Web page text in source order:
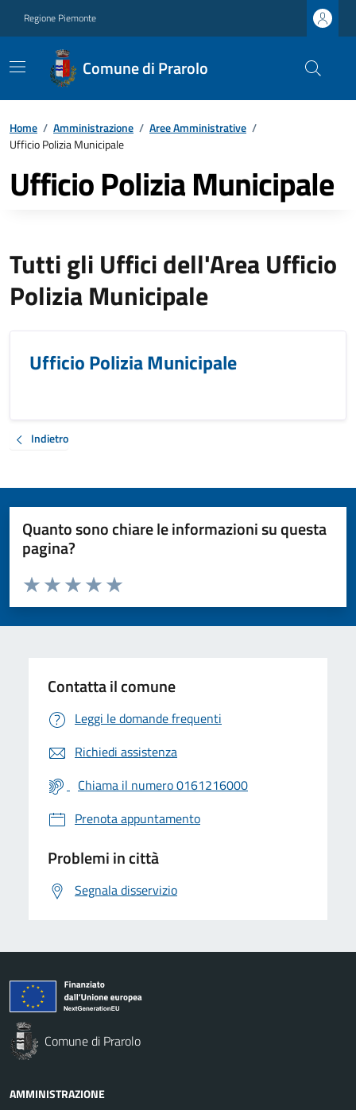
Regione Piemonte
Comune di Prarolo
Home / Amministrazione / Aree Amministrative /
Ufficio Polizia Municipale
Ufficio Polizia Municipale
Tutti gli Uffici dell'Area Ufficio
Polizia Municipale
Ufficio Polizia Municipale
Indietro
Quanto sono chiare le informazioni su questa
pagina?
Valuta da 1 a 5 stelle la pagina
Valuta 5 stelle su 5
Valuta 4 stelle su 5
Valuta 3 stelle su 5
Valuta 2 stelle su 5
Valuta 1 stelle su 5
Contatta il comune
Leggi le domande frequenti
Richiedi assistenza
Chiama il numero 0161216000
Prenota appuntamento
Problemi in città
Segnala disservizio
Comune di Prarolo
AMMINISTRAZIONE